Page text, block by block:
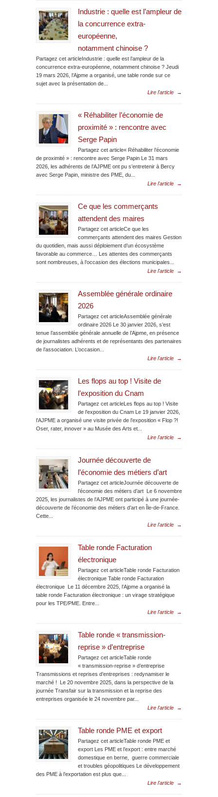
Industrie : quelle est l’ampleur de
la concurrence extra-
européenne,
notamment chinoise ?
Partagez cet articleIndustrie : quelle est l’ampleur de la
concurrence extra-européenne, notamment chinoise ? Jeudi
19 mars 2026, l’Ajpme a organisé, une table ronde sur ce
sujet avec la présentation de...
Lire l'article
→
« Réhabiliter l’économie de
proximité » : rencontre avec
Serge Papin
Partagez cet article« Réhabiliter l’économie
de proximité » : rencontre avec Serge Papin Le 31 mars
2026, les adhérents de l’AJPME ont pu s’entretenir à Bercy
avec Serge Papin, ministre des PME, du...
Lire l'article
→
Ce que les commerçants
attendent des maires
Partagez cet articleCe que les
commerçants attendent des maires Gestion
du quotidien, mais aussi déploiement d’un écosystème
favorable au commerce… Les attentes des commerçants
sont nombreuses, à l’occasion des élections municipales...
Lire l'article
→
Assemblée générale ordinaire
2026
Partagez cet articleAssemblée générale
ordinaire 2026 Le 30 janvier 2026, s’est
tenue l’assemblée générale annuelle de l’Ajpme, en présence
de journalistes adhérents et de représentants des partenaires
de l’association. L’occasion...
Lire l'article
→
Les flops au top ! Visite de
l’exposition du Cnam
Partagez cet articleLes flops au top ! Visite
de l’exposition du Cnam Le 19 janvier 2026,
l’AJPME a organisé une visite privée de l’exposition « Flop ?!
Oser, rater, innover » au Musée des Arts et...
Lire l'article
→
Journée découverte de
l’économie des métiers d’art
Partagez cet articleJournée découverte de
l’économie des métiers d’art Le 6 novembre
2025, les journalistes de l’AJPME ont participé à une journée-
découverte de l’économie des métiers d’art en Île-de-France.
Cette...
Lire l'article
→
Table ronde Facturation
électronique
Partagez cet articleTable ronde Facturation
électronique Table ronde Facturation
électronique Le 11 décembre 2025, l’Ajpme a organisé la
table ronde Facturation électronique : un virage stratégique
pour les TPE/PME. Entre...
Lire l'article
→
Table ronde « transmission-
reprise » d’entreprise
Partagez cet articleTable ronde
« transmission-reprise » d’entreprise
Transmissions et reprises d’entreprises : redynamiser le
marché ! Le 20 novembre 2025, dans la perspective de la
journée Transfair sur la transmission et la reprise des
entreprises organisée le 24 novembre par...
Lire l'article
→
Table ronde PME et export
Partagez cet articleTable ronde PME et
export Les PME et l’export : entre marché
domestique en berne, guerre commerciale
et troubles géopolitiques Le développement
des PME à l’exportation est plus que...
Lire l'article
→